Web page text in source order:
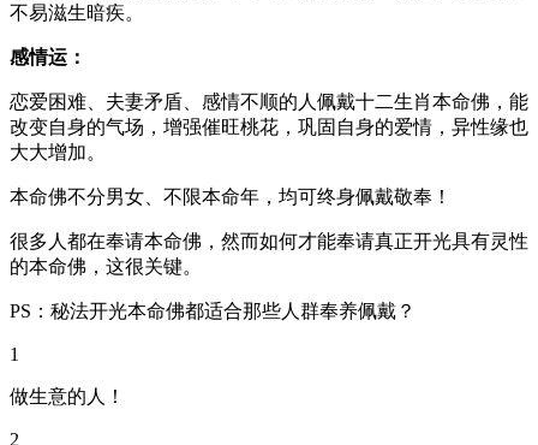
不易滋生暗疾。
感情运：
恋爱困难、夫妻矛盾、感情不顺的人佩戴十二生肖本命佛，能
改变自身的气场，增强催旺桃花，巩固自身的爱情，异性缘也
大大增加。
本命佛不分男女、不限本命年，均可终身佩戴敬奉！
很多人都在奉请本命佛，然而如何才能奉请真正开光具有灵性
的本命佛，这很关键。
PS：秘法开光本命佛都适合那些人群奉养佩戴？
1
做生意的人！
2